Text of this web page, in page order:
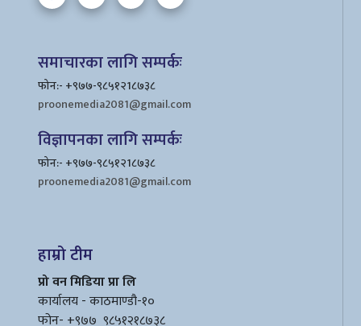
समाचारका लागि सम्पर्कः
फोन:- +९७७-९८५१२1८७३८
proonemedia2081@gmail.com
विज्ञापनका लागि सम्पर्कः
फोन:- +९७७-९८५१२1८७३८
proonemedia2081@gmail.com
हाम्रो टीम
प्रो वन मिडिया प्रा लि
कार्यालय - काठमाण्डौ-१०
फोन- +९७७_९८५१२१८७३८